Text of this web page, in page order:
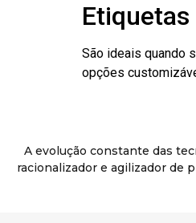
São ideais quando
opções
A evolução constante das
racionalizador e agilizador de